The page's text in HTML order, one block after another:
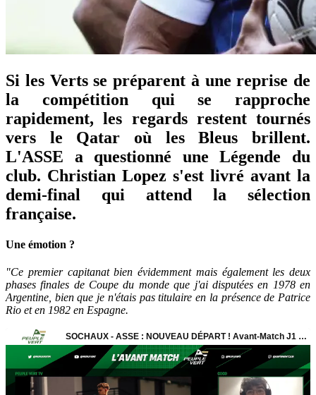
Si les Verts se préparent à une reprise de
la compétition qui se rapproche
rapidement, les regards restent tournés
vers le Qatar où les Bleus brillent.
L'ASSE a questionné une Légende du
club. Christian Lopez s'est livré avant la
demi-final qui attend la sélection
française.
Une émotion ?
"Ce premier capitanat bien évidemment mais également les deux
phases finales de Coupe du monde que j'ai disputées en 1978 en
Argentine, bien que je n'étais pas titulaire en la présence de Patrice
Rio et en 1982 en Espagne.